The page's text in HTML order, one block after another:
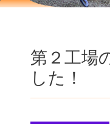
第２工場
した！